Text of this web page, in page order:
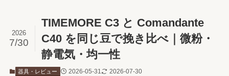
TIMEMORE C3 と Comandante
C40 を同じ豆で挽き比べ｜微粉・
静電気・均一性
2026
7/30
器具・レビュー 2026-05-31 2026-07-30